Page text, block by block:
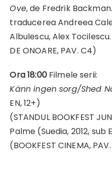
Ove, de Fredrik
traducerea Andreea
Albulescu, Alex Tocilescu.
DE ONOARE, PAV. C4)
Ora 18:00Filmele serii:
Känn ingen sorg/Shed
EN, 12+)
(STANDUL BOOKFEST
Palme (Suedia, 2012, sub
(BOOKFEST CINEMA,